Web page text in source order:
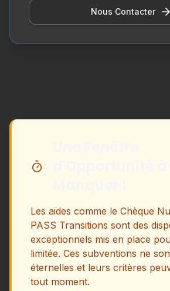
Nous Contacter
Les aides comme le Chèque
PASS Transitions sont des
exceptionnels mis en place
limitée. Ces subventions ne
éternelles et leurs critères
tout moment.